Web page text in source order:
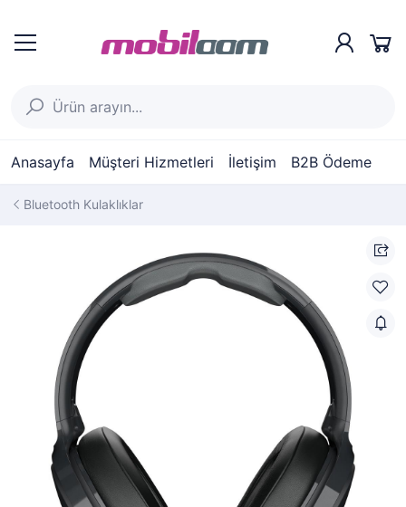
Anasayfa Müşteri Hizmetleri İletişim B2B Ödeme
Bluetooth Kulaklıklar